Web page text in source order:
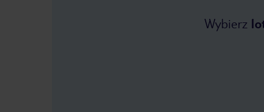
Wybierz